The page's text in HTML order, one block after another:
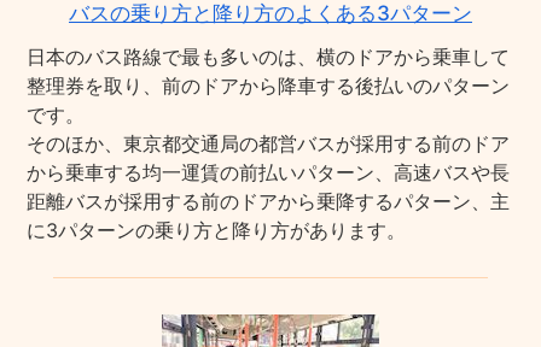
バスの乗り方と降り方のよくある3パターン
日本のバス路線で最も多いのは、横のドアから乗車して
整理券を取り、前のドアから降車する後払いのパターン
です。
そのほか、東京都交通局の都営バスが採用する前のドア
から乗車する均一運賃の前払いパターン、高速バスや長
距離バスが採用する前のドアから乗降するパターン、主
に3パターンの乗り方と降り方があります。